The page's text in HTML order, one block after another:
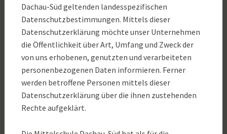
Dachau-Süd geltenden landesspezifischen
Datenschutzbestimmungen. Mittels dieser
Datenschutzerklärung möchte unser Unternehmen
die Öffentlichkeit über Art, Umfang und Zweck der
von uns erhobenen, genutzten und verarbeiteten
personenbezogenen Daten informieren. Ferner
werden betroffene Personen mittels dieser
Datenschutzerklärung über die ihnen zustehenden
Rechte aufgeklärt.